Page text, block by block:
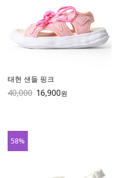
태현 샌들 핑크
40,000 16,900원
58%